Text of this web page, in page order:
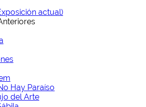
actual)
Hay Paraíso
del Arte